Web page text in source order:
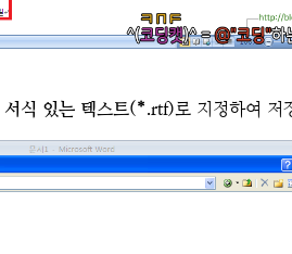
서식 있는 텍스트(*.rtf)로 지정하여 저